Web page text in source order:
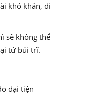
khó khăn, đi
sẽ không thể
tử búi trĩ.
đại tiện